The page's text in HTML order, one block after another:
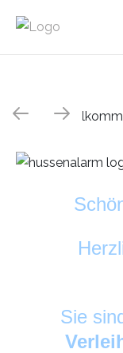
Sie